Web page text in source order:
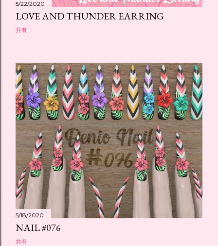
5/22/2020
LOVE AND THUNDER EARRING
共有
5/18/2020
NAIL #076
共有